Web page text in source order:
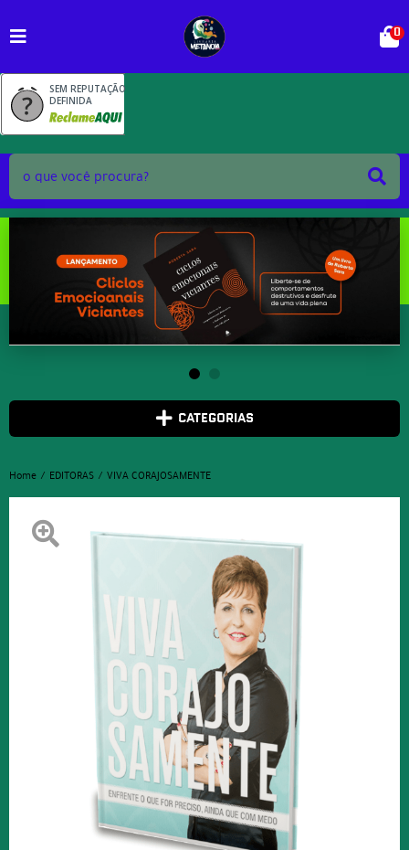
SEM REPUTAÇÃO
DEFINIDA
0
CATEGORIAS
Home EDITORAS VIVA CORAJOSAMENTE